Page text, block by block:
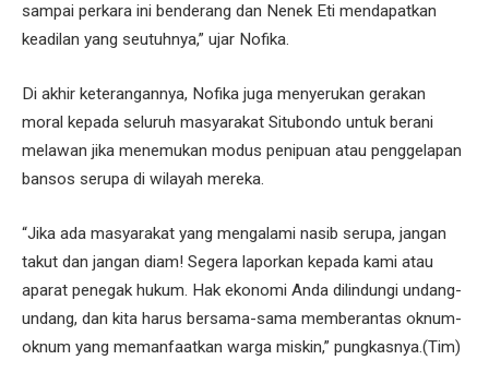
sampai perkara ini benderang dan Nenek Eti mendapatkan
keadilan yang seutuhnya,” ujar Nofika.
Di akhir keterangannya, Nofika juga menyerukan gerakan
moral kepada seluruh masyarakat Situbondo untuk berani
melawan jika menemukan modus penipuan atau penggelapan
bansos serupa di wilayah mereka.
“Jika ada masyarakat yang mengalami nasib serupa, jangan
takut dan jangan diam! Segera laporkan kepada kami atau
aparat penegak hukum. Hak ekonomi Anda dilindungi undang-
undang, dan kita harus bersama-sama memberantas oknum-
oknum yang memanfaatkan warga miskin,” pungkasnya.(Tim)